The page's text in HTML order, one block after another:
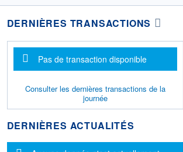
DERNIÈRES TRANSACTIONS
Message d'information
Pas de transaction disponible
Consulter les dernières transactions de la
journée
DERNIÈRES ACTUALITÉS